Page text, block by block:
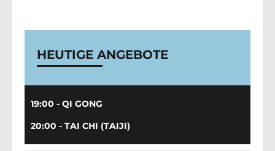
HEUTIGE ANGEBOTE
19:00 - QI GONG
20:00 - TAI CHI (TAIJI)